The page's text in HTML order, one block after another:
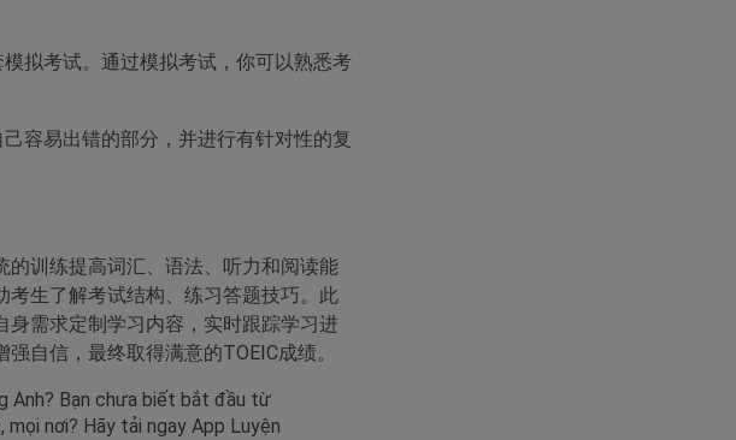
拟考试。通过模拟考试，你可以熟悉考
容易出错的部分，并进行有针对性的复
的训练提高词汇、语法、听力和阅读能
考生了解考试结构、练习答题技巧。此
身需求定制学习内容，实时跟踪学习进
自信，最终取得满意的TOEIC成绩。
Anh? Bạn chưa biết bắt đầu từ
nơi? Hãy tải ngay App Luyện